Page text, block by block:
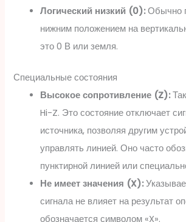
Логический низкий (0):Обычно
нижним положением на
это 0 В или земля.
Специальные состояния
Высокое сопротивление (Z):
Hi-Z. Это состояние отключает
источника, позволяя другим
управлять линией. Оно часто
пунктирной линией или
Не имеет значения (X):
сигнала не влияет на результат
обозначается символом «X».